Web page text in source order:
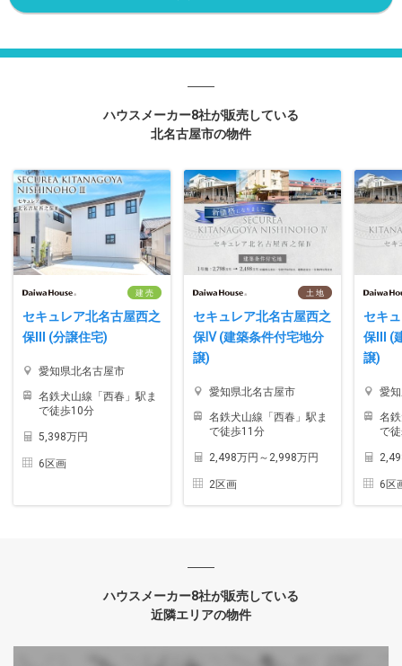
ハウスメーカー8社が販売している
北名古屋市の物件
建 売
セキュレア北名古屋西之
保III (分譲住宅)
愛知県北名古屋市
名鉄犬山線「西春」駅ま
で徒歩10分
5,398万円
6区画
土 地
セキュレア北名古屋西之
保Ⅳ (建築条件付宅地分
譲)
愛知県北名古屋市
名鉄犬山線「西春」駅ま
で徒歩11分
2,498万円～2,998万円
2区画
セキ
保III (
譲)
愛
名
で
6区
ハウスメーカー8社が販売している
近隣エリアの物件